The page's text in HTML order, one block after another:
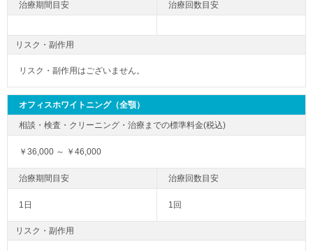
リスク・副作用
リスク・副作用はございません。
オフィスホワイトニング（全顎）
￥36,000 ～ ￥46,000
1日 1回
リスク・副作用